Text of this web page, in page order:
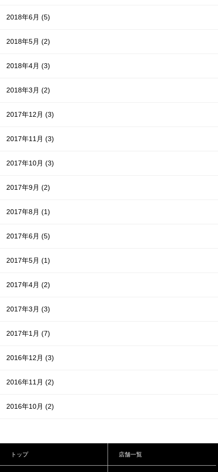
2018年6月(5)
2018年5月(2)
2018年4月(3)
2018年3月(2)
2017年12月(3)
2017年11月(3)
2017年10月(3)
2017年9月(2)
2017年8月(1)
2017年6月(5)
2017年5月(1)
2017年4月(2)
2017年3月(3)
2017年1月(7)
2016年12月(3)
2016年11月(2)
2016年10月(2)
トップ 店舗一覧